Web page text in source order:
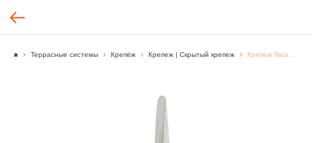
Террасные системы Крепёж Крепеж | Скрытый крепеж